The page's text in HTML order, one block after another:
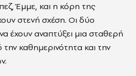
Έμμε, και η κόρη της
στενή σχέση. Οι δύο
έχουν αναπτύξει μια σταθερή
καθημερινότητα και την